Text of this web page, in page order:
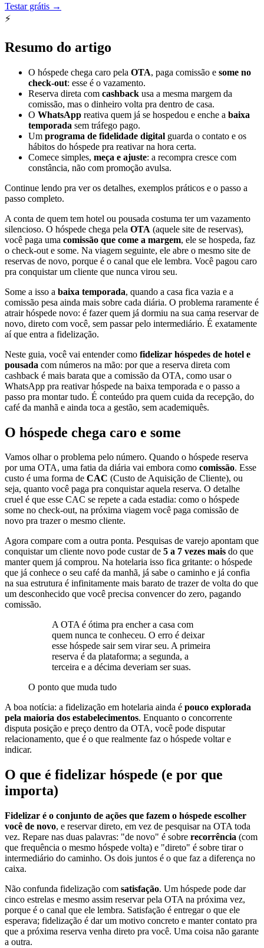
Testar grátis →
⚡
Resumo do artigo
O hóspede chega caro pela OTA, paga comissão e some no
check-out: esse é o vazamento.
Reserva direta com cashback usa a mesma margem da
comissão, mas o dinheiro volta pra dentro de casa.
O WhatsApp reativa quem já se hospedou e enche a baixa
temporada sem tráfego pago.
Um programa de fidelidade digital guarda o contato e os
hábitos do hóspede pra reativar na hora certa.
Comece simples, meça e ajuste: a recompra cresce com
constância, não com promoção avulsa.
Continue lendo pra ver os detalhes, exemplos práticos e o passo a
passo completo.
A conta de quem tem hotel ou pousada costuma ter um vazamento
silencioso. O hóspede chega pela OTA (aquele site de reservas),
você paga uma comissão que come a margem, ele se hospeda, faz
o check-out e some. Na viagem seguinte, ele abre o mesmo site de
reservas de novo, porque é o canal que ele lembra. Você pagou caro
pra conquistar um cliente que nunca virou seu.
Some a isso a baixa temporada, quando a casa fica vazia e a
comissão pesa ainda mais sobre cada diária. O problema raramente é
atrair hóspede novo: é fazer quem já dormiu na sua cama reservar de
novo, direto com você, sem passar pelo intermediário. É exatamente
aí que entra a fidelização.
Neste guia, você vai entender como fidelizar hóspedes de hotel e
pousada com números na mão: por que a reserva direta com
cashback é mais barata que a comissão da OTA, como usar o
WhatsApp pra reativar hóspede na baixa temporada e o passo a
passo pra montar tudo. É conteúdo pra quem cuida da recepção, do
café da manhã e ainda toca a gestão, sem academiquês.
O hóspede chega caro e some
Vamos olhar o problema pelo número. Quando o hóspede reserva
por uma OTA, uma fatia da diária vai embora como comissão. Esse
custo é uma forma de CAC (Custo de Aquisição de Cliente), ou
seja, quanto você paga pra conquistar aquela reserva. O detalhe
cruel é que esse CAC se repete a cada estadia: como o hóspede
some no check-out, na próxima viagem você paga comissão de
novo pra trazer o mesmo cliente.
Agora compare com a outra ponta. Pesquisas de varejo apontam que
conquistar um cliente novo pode custar de 5 a 7 vezes mais do que
manter quem já comprou. Na hotelaria isso fica gritante: o hóspede
que já conhece o seu café da manhã, já sabe o caminho e já confia
na sua estrutura é infinitamente mais barato de trazer de volta do que
um desconhecido que você precisa convencer do zero, pagando
comissão.
A OTA é ótima pra encher a casa com
quem nunca te conheceu. O erro é deixar
esse hóspede sair sem virar seu. A primeira
reserva é da plataforma; a segunda, a
terceira e a décima deveriam ser suas.
O ponto que muda tudo
A boa notícia: a fidelização em hotelaria ainda é pouco explorada
pela maioria dos estabelecimentos. Enquanto o concorrente
disputa posição e preço dentro da OTA, você pode disputar
relacionamento, que é o que realmente faz o hóspede voltar e
indicar.
O que é fidelizar hóspede (e por que
importa)
Fidelizar é o conjunto de ações que fazem o hóspede escolher
você de novo, e reservar direto, em vez de pesquisar na OTA toda
vez. Repare nas duas palavras: "de novo" é sobre recorrência (com
que frequência o mesmo hóspede volta) e "direto" é sobre tirar o
intermediário do caminho. Os dois juntos é o que faz a diferença no
caixa.
Não confunda fidelização com satisfação. Um hóspede pode dar
cinco estrelas e mesmo assim reservar pela OTA na próxima vez,
porque é o canal que ele lembra. Satisfação é entregar o que ele
esperava; fidelização é dar um motivo concreto e manter contato pra
que a próxima reserva venha direto pra você. Uma coisa não garante
a outra.